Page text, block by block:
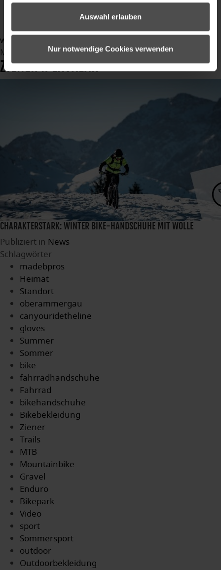
Auswahl erlauben
Nur notwendige Cookies verwenden
outdoor
Outdoorbekleidung
weiterlesen ...
Montag, 13 November 2023 09:38
ZIENER X LAVALAN®
CHARAKTERSTARK: WINTER BIKE-HANDSCHUHE MIT WOLLE
Publiziert in News
Schlagwörter
madebpros
Heimat
Standort
oberammergau
canyouridetheline
gloves
Summer
Sommer
bike
fahrradhandschuhe
Fahrrad
bikehandschuhe
Bikebekleidung
Ziener
Trails
MTB
Mountainbike
Gravel
Enduro
Bikepark
Video
sport
Sommersport
outdoor
Outdoorbekleidung